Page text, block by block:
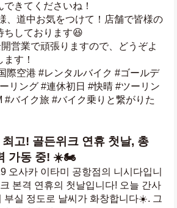
きてくださいね！
ちしております😆
営業で頑張りますので、どうぞよ
す！
際空港 #レンタルバイク #ゴールデ
リング #連休初日 #快晴 #ツーリン
#バイク旅 #バイク乗りと繋がりた
고! 골든위크 연휴 첫날, 총
가동 중! ☀️🏍️
오사카 이타미 공항점의 니시다입니
본격 연휴의 첫날입니다! 오늘 간사
부실 정도로 날씨가 화창합니다☀️. 그